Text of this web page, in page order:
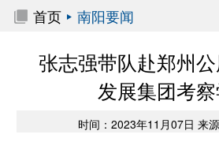
首页
南阳要闻
张志强带队赴郑州
发展集团考
时间：2023年11月07日 来